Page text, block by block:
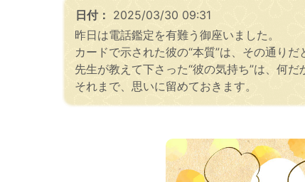
日付： 2025/03/30 09:31
昨日は電話鑑定を有難う御座いました。
カードで示された彼の“本質”は、その通りだ
先生が教えて下さった“彼の気持ち”は、何
それまで、思いに留めておきます。